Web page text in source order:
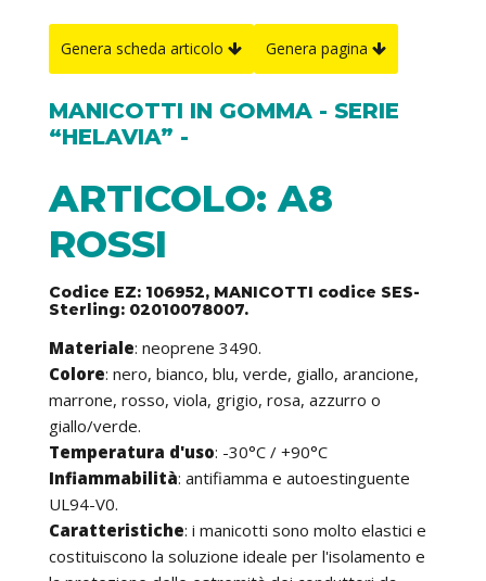
Genera scheda articolo Genera pagina
MANICOTTI IN GOMMA - SERIE
“HELAVIA” -
ARTICOLO: A8
ROSSI
Codice EZ: 106952, MANICOTTI codice SES-
Sterling: 02010078007.
Materiale: neoprene 3490.
Colore: nero, bianco, blu, verde, giallo, arancione,
marrone, rosso, viola, grigio, rosa, azzurro o
giallo/verde.
Temperatura d'uso: -30°C / +90°C
Infiammabilità: antifiamma e autoestinguente
UL94-V0.
Caratteristiche: i manicotti sono molto elastici e
costituiscono la soluzione ideale per l'isolamento e